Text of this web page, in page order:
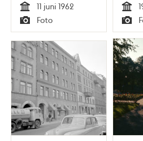
Tid
11 juni 1962
Typ
Foto Tid
Typ